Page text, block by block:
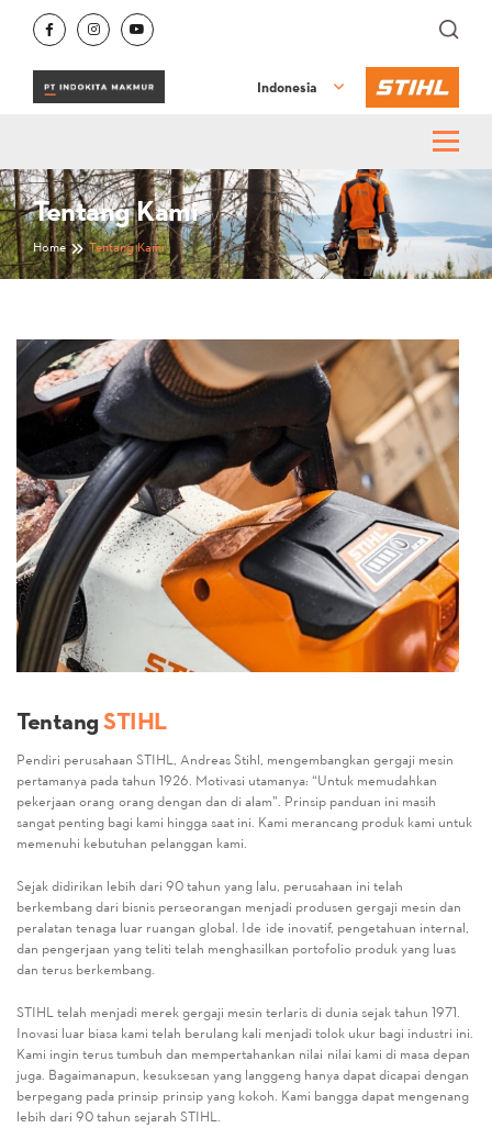
Indonesia
Tentang Kami
Home Tentang Kami
TentangSTIHL
Pendiri perusahaan STIHL, Andreas Stihl, mengembangkan gergaji mesin
pertamanya pada tahun 1926. Motivasi utamanya: “Untuk memudahkan
pekerjaan orang-orang dengan dan di alam”. Prinsip panduan ini masih
sangat penting bagi kami hingga saat ini. Kami merancang produk kami untuk
memenuhi kebutuhan pelanggan kami.
Sejak didirikan lebih dari 90 tahun yang lalu, perusahaan ini telah
berkembang dari bisnis perseorangan menjadi produsen gergaji mesin dan
peralatan tenaga luar ruangan global. Ide-ide inovatif, pengetahuan internal,
dan pengerjaan yang teliti telah menghasilkan portofolio produk yang luas
dan terus berkembang.
STIHL telah menjadi merek gergaji mesin terlaris di dunia sejak tahun 1971.
Inovasi luar biasa kami telah berulang kali menjadi tolok ukur bagi industri ini.
Kami ingin terus tumbuh dan mempertahankan nilai-nilai kami di masa depan
juga. Bagaimanapun, kesuksesan yang langgeng hanya dapat dicapai dengan
berpegang pada prinsip-prinsip yang kokoh. Kami bangga dapat mengenang
lebih dari 90 tahun sejarah STIHL.